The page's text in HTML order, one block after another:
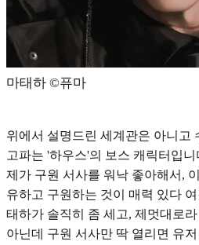
마태하 ©️퓨마
위에서 설명드린 세계관은 아니고
고파는 '하우스'의 보스 캐릭터입니
제가 구원 서사를 워낙 좋아해서,
유하고 구원하는 것이 매력 있다
태하가 솔직히 좀 세고, 제멋대로
아닌데 구원 서사만 딱 열리면 유